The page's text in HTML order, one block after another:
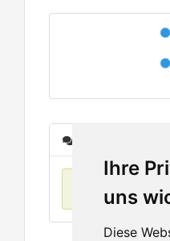
Ihre
uns
Diese